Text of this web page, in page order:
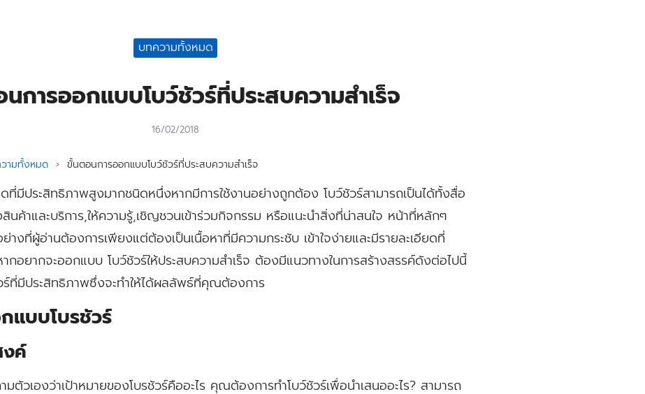
บทความทั้งหมด
การออกแบบโบว์ชัวร์ที่ประสบความสำเร็จ
16/02/2018
ามทั้งหมด › ขั้นตอนการออกแบบโบว์ชัวร์ที่ประสบความสำเร็จ
ที่มีประสิทธิภาพสูงมากชนิดหนึ่งหากมีการใช้งานอย่างถูกต้อง โบว์ชัวร์สามารถเป็นได้ทั้งสื่อ
สินค้าและบริการ,ให้ความรู้,เชิญชวนเข้าร่วมกิจกรรม หรือแนะนำสิ่งที่น่าสนใจ หน้าที่หลักๆ
างที่ผู้อ่านต้องการเพียงแต่ต้องเป็นเนื้อหาที่มีความกระชับ เข้าใจง่ายและมีรายละเอียดที่
อยากจะออกแบบ โบว์ชัวร์ให้ประสบความสำเร็จ ต้องมีแนวทางในการสร้างสรรค์ดังต่อไปนี้
ที่มีประสิทธิภาพซึ่งจะทำให้ได้ผลลัพธ์ที่คุณต้องการ
แบบโบรชัวร์
งค์
มตัวเองว่าเป้าหมายของโบรชัวร์คืออะไร คุณต้องการทำโบว์ชัวร์เพื่อนำเสนออะไร? สามารถ